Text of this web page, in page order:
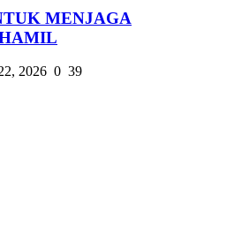
MENJAGA
2026 0 39